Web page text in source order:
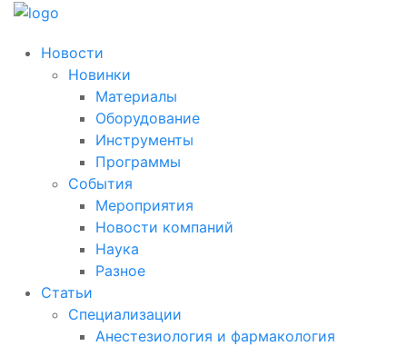
Новости
Новинки
Материалы
Оборудование
Инструменты
Программы
События
Мероприятия
Новости компаний
Наука
Разное
Статьи
Специализации
Анестезиология и фармакология